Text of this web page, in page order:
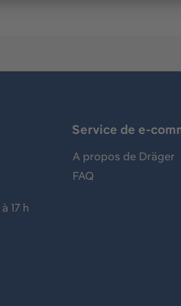
17 h
Service de e-
A propos de Dräger
FAQ